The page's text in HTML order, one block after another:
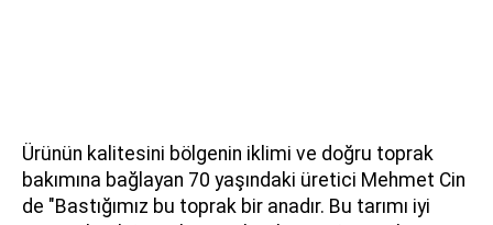
Ürünün kalitesini bölgenin iklimi ve doğru toprak
bakımına bağlayan 70 yaşındaki üretici Mehmet Cin
de "Bastığımız bu toprak bir anadır. Bu tarımı iyi